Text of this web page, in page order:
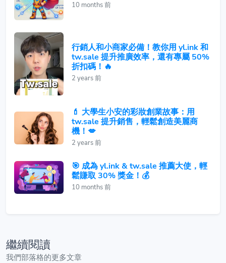
10 months 前
行銷人和小商家必備！教你用 yl.ink 和
tw.sale 提升推廣效率，還有專屬 50%
折扣碼！🔥
2 years 前
💄 大學生小安的彩妝創業故事：用
tw.sale 提升銷售，輕鬆創造美麗商
機！💋
2 years 前
🎯 成為 yl.ink & tw.sale 推薦大使，輕
鬆賺取 30% 獎金！💰
10 months 前
繼續閱讀
我們部落格的更多文章